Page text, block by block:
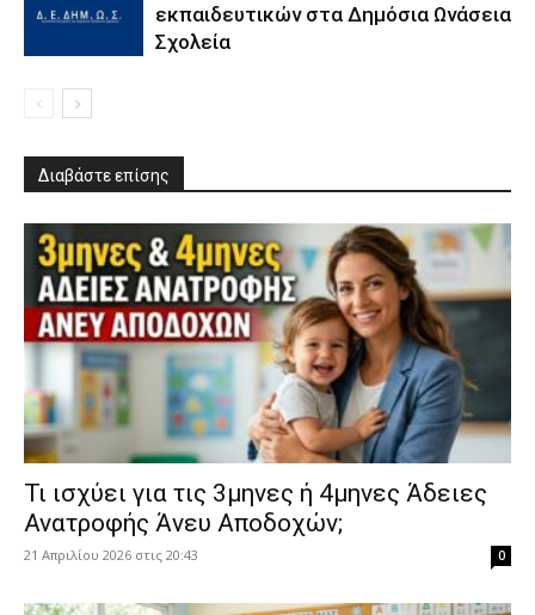
εκπαιδευτικών στα Δημόσια Ωνάσεια
Σχολεία
Διαβάστε επίσης
​Τι ισχύει για τις 3μηνες ή 4μηνες Άδειες
Ανατροφής Άνευ Αποδοχών;
21 Απριλίου 2026 στις 20:43 0